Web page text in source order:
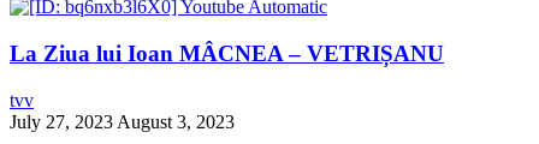
La Ziua lui Ioan MÂCNEA – VETRIȘANU
tvv
July 27, 2023 August 3, 2023